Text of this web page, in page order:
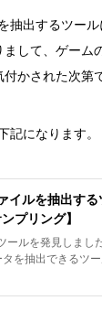
抽出するツー
まして、ゲーム
かされた次第
記になります。
イルを抽出する
プリング】
ールを発見しまし
を抽出できるツ
リングを行う際に